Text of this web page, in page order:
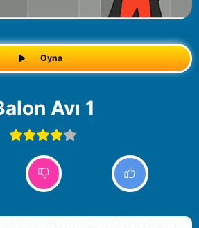
Oyna
Balon Avı 1